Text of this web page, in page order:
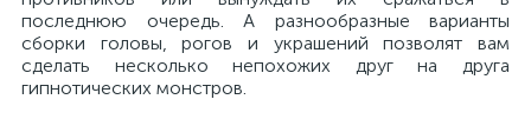
последнюю очередь. А разнообразные варианты
сборки головы, рогов и украшений позволят вам
сделать несколько непохожих друг на друга
гипнотических монстров.